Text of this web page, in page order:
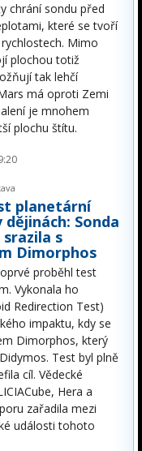
chrání sondu před
které se tvoří
Mimo
plochou totiž
tak lehčí
má oproti Zemi
je mnohem
plochu štítu.
planetární
dějinách: Sonda
srazila s
Dimorphos
proběhl test
Vykonala ho
Redirection Test)
impaktu, kdy se
Dimorphos, který
Test byl plně
cíl. Vědecké
Hera a
zařadila mezi
události tohoto